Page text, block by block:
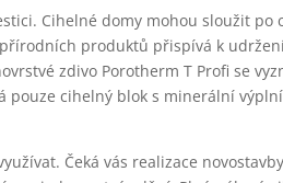
Cihelné domy mohou sloužit po
produktů přispívá k
zdivo Porotherm T Profi se
pouze cihelný blok s minerální výplní
Čeká vás realizace